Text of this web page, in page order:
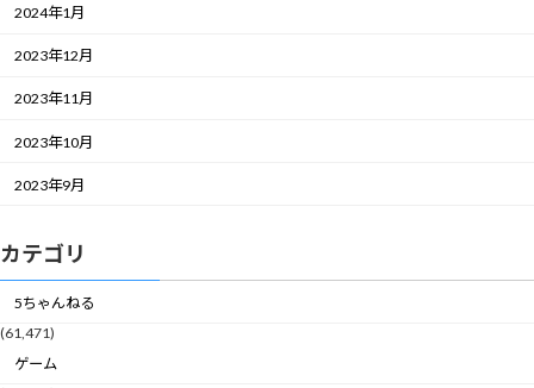
2024年1月
2023年12月
2023年11月
2023年10月
2023年9月
カテゴリ
5ちゃんねる
(61,471)
ゲーム